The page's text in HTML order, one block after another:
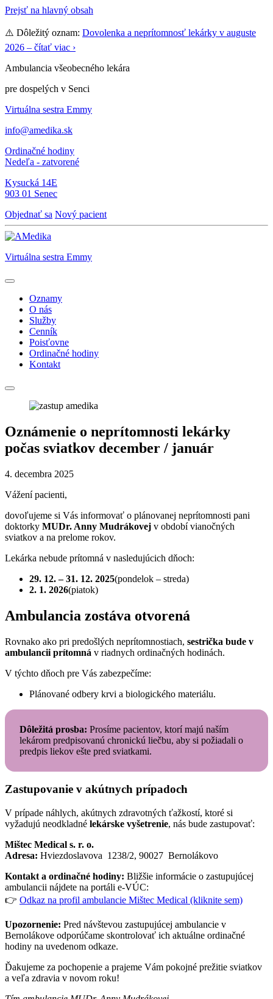
Prejsť na hlavný obsah
⚠️ Dôležitý oznam: Dovolenka a neprítomnosť lekárky v auguste
2026 – čítať viac ›
Ambulancia všeobecného lekára
pre dospelých v Senci
Virtuálna sestra Emmy
info@amedika.sk
Ordinačné hodiny
Nedeľa - zatvorené
Kysucká 14E
903 01 Senec
Objednať sa Nový pacient
Virtuálna sestra Emmy
Oznamy
O nás
Služby
Cenník
Poisťovne
Ordinačné hodiny
Kontakt
Oznámenie o neprítomnosti lekárky
počas sviatkov december / január
4. decembra 2025
Vážení pacienti,
dovoľujeme si Vás informovať o plánovanej neprítomnosti pani
doktorky MUDr. Anny Mudrákovej v období vianočných
sviatkov a na prelome rokov.
Lekárka nebude prítomná v nasledujúcich dňoch:
29. 12. – 31. 12. 2025(pondelok – streda)
2. 1. 2026(piatok)
Ambulancia zostáva otvorená
Rovnako ako pri predošlých neprítomnostiach, sestrička bude v
ambulancii prítomná v riadnych ordinačných hodinách.
V týchto dňoch pre Vás zabezpečíme:
Plánované odbery krvi a biologického materiálu.
Dôležitá prosba: Prosíme pacientov, ktorí majú naším
lekárom predpisovanú chronickú liečbu, aby si požiadali o
predpis liekov ešte pred sviatkami.
Zastupovanie v akútnych prípadoch
V prípade náhlych, akútnych zdravotných ťažkostí, ktoré si
vyžadujú neodkladné lekárske vyšetrenie, nás bude zastupovať:
Mištec Medical s. r. o.
Adresa: Hviezdoslavova 1238/2, 90027 Bernolákovo
Kontakt a ordinačné hodiny: Bližšie informácie o zastupujúcej
ambulancii nájdete na portáli e-VÚC:
👉 Odkaz na profil ambulancie Mištec Medical (kliknite sem)
Upozornenie: Pred návštevou zastupujúcej ambulancie v
Bernolákove odporúčame skontrolovať ich aktuálne ordinačné
hodiny na uvedenom odkaze.
Ďakujeme za pochopenie a prajeme Vám pokojné prežitie sviatkov
a veľa zdravia v novom roku!